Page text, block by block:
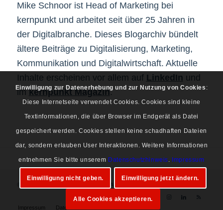
Mike Schnoor ist Head of Marketing bei
kernpunkt und arbeitet seit über 25 Jahren in
der Digitalbranche. Dieses Blogarchiv bündelt
ältere Beiträge zu Digitalisierung, Marketing,
Kommunikation und Digitalwirtschaft. Aktuelle
Inhalte erscheinen vor allem auf LinkedIn und
imkernpunkt Magazin.
© Copyright 1997-2026 Mike Schnoor. Alle Rechte vorbehalten.
Impressum Datenschutz
Einwilligung zur Datenerhebung und zur Nutzung von Cookies :
Diese Internetseite verwendet Cookies. Cookies sind kleine
Textinformationen, die über Browser im Endgerät als Datei
gespeichert werden. Cookies stellen keine schadhaften Dateien
dar, sondern erlauben User Interaktionen. Weitere Informationen
entnehmen Sie bitte unserem Datenschutzhinweis. Impressum
Einwilligung nicht geben. Einwilligung jetzt ändern.
Alle Cookies akzeptieren.